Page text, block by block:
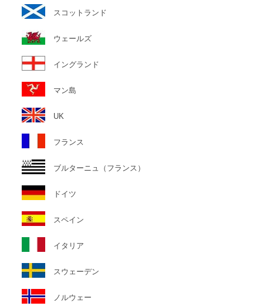
スコットランド
ウェールズ
イングランド
マン島
UK
フランス
ブルターニュ（フランス）
ドイツ
スペイン
イタリア
スウェーデン
ノルウェー